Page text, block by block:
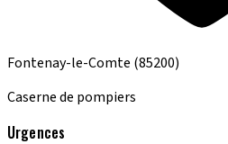
Fontenay-le-Comte (85200)
Caserne de pompiers
Urgences